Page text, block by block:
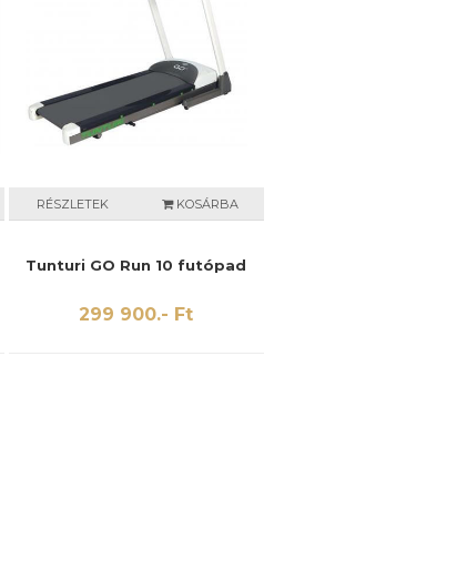
RÉSZLETEK KOSÁRBA
Tunturi GO Run 10 futópad
299 900.- Ft